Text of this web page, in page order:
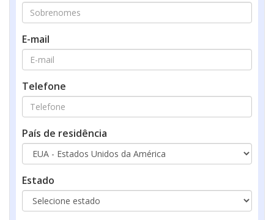
E-mail
Telefone
País de residência
Estado